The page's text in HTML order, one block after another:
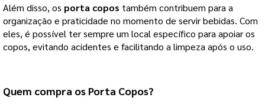
Além disso, os porta copos também contribuem para a
organização e praticidade no momento de servir bebidas. Com
eles, é possível ter sempre um local específico para apoiar os
copos, evitando acidentes e facilitando a limpeza após o uso.
Quem compra os Porta Copos?